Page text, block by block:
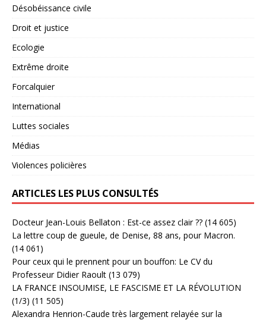
Désobéissance civile
Droit et justice
Ecologie
Extrême droite
Forcalquier
International
Luttes sociales
Médias
Violences policières
ARTICLES LES PLUS CONSULTÉS
Docteur Jean-Louis Bellaton : Est-ce assez clair ?? (14 605)
La lettre coup de gueule, de Denise, 88 ans, pour Macron.
(14 061)
Pour ceux qui le prennent pour un bouffon: Le CV du
Professeur Didier Raoult (13 079)
LA FRANCE INSOUMISE, LE FASCISME ET LA RÉVOLUTION
(1/3) (11 505)
Alexandra Henrion-Caude très largement relayée sur la